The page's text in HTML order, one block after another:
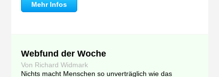
Mehr Infos
Webfund der Woche
Von Richard Widmark
Nichts macht Menschen so unverträglich wie das